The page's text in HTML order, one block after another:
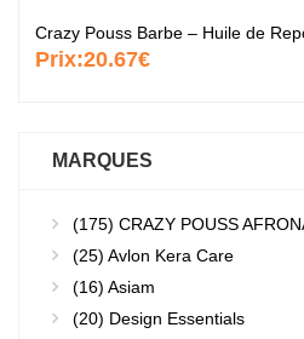
Crazy Pouss Barbe – Huile de
Prix:20.67€
MARQUES
(175) CRAZY POUSS
(25) Avlon Kera Care
(16) Asiam
(20) Design Essentials